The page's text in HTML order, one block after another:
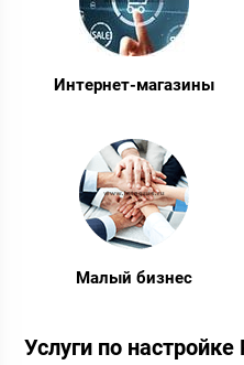
Интернет-магазины
Малый бизнес
Услуги по